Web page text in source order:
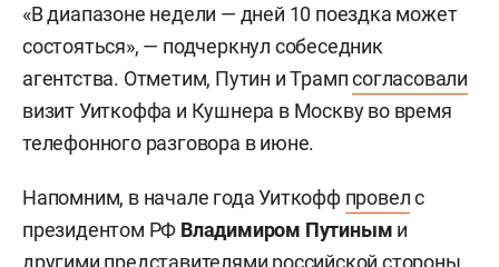
«В диапазоне недели — дней 10 поездка может
состояться», — подчеркнул собеседник
агентства. Отметим, Путин и Трампсогласовали
визит Уиткоффа и Кушнера в Москву во время
телефонного разговора в июне.
Напомним, в начале года Уиткофф провелс
президентом РФ Владимиром Путиным и
другими представителями российской стороны